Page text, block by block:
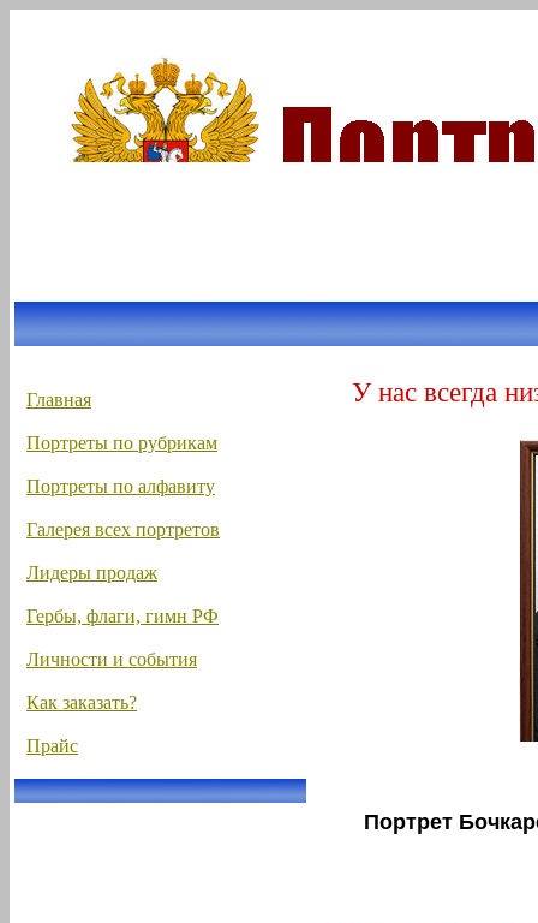
Главная
Портреты по рубрикам
Портреты по алфавиту
Галерея всех портретов
Лидеры продаж
Гербы, флаги, гимн РФ
Личности и события
Как заказать?
Прайс
У нас всегда
Портрет